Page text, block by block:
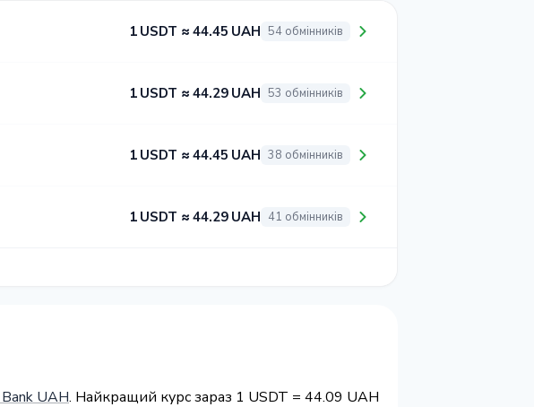
1 USDT ≈ 44.45 UAH 54 обмінників
1 USDT ≈ 44.29 UAH 53 обмінників
1 USDT ≈ 44.45 UAH 38 обмінників
1 USDT ≈ 44.29 UAH 41 обмінників
UAH. Найкращий курс зараз 1 USDT = 44.09 UAH